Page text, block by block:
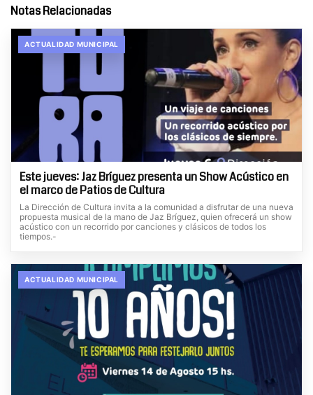
Notas Relacionadas
ACTUALIDAD MUNICIPAL
Este jueves: Jaz Bríguez presenta un Show Acústico en
el marco de Patios de Cultura
La Dirección de Cultura invita a la comunidad a disfrutar de una nueva
propuesta musical de la mano de Jaz Bríguez, quien ofrecerá un show
acústico con un recorrido por canciones y clásicos de todos los
tiempos.-
ACTUALIDAD MUNICIPAL